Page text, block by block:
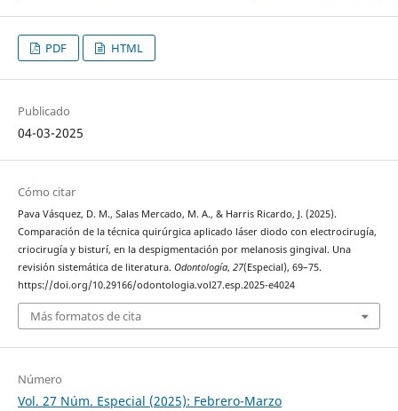
PDF HTML
Publicado
04-03-2025
Cómo citar
Pava Vásquez, D. M., Salas Mercado, M. A., & Harris Ricardo, J. (2025).
Comparación de la técnica quirúrgica aplicado láser diodo con electrocirugía,
criocirugía y bisturí, en la despigmentación por melanosis gingival. Una
revisión sistemática de literatura. Odontología, 27(Especial), 69–75.
https://doi.org/10.29166/odontologia.vol27.esp.2025-e4024
Más formatos de cita
Número
Vol. 27 Núm. Especial (2025): Febrero-Marzo